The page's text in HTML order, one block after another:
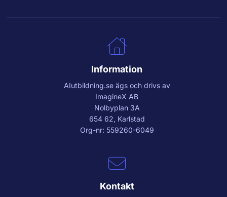
Information
AIutbildning.seägs och drivs av
ImagineX AB
Nolbyplan 3A
654 62, Karlstad
Org-nr: 559260-6049
Kontakt